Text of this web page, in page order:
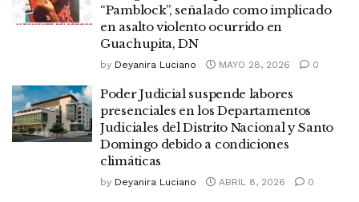
“Pamblock”, señalado como implicado
en asalto violento ocurrido en
Guachupita, DN
by Deyanira Luciano MAYO 28, 2026 0
Poder Judicial suspende labores
presenciales en los Departamentos
Judiciales del Distrito Nacional y Santo
Domingo debido a condiciones
climáticas
by Deyanira Luciano ABRIL 8, 2026 0